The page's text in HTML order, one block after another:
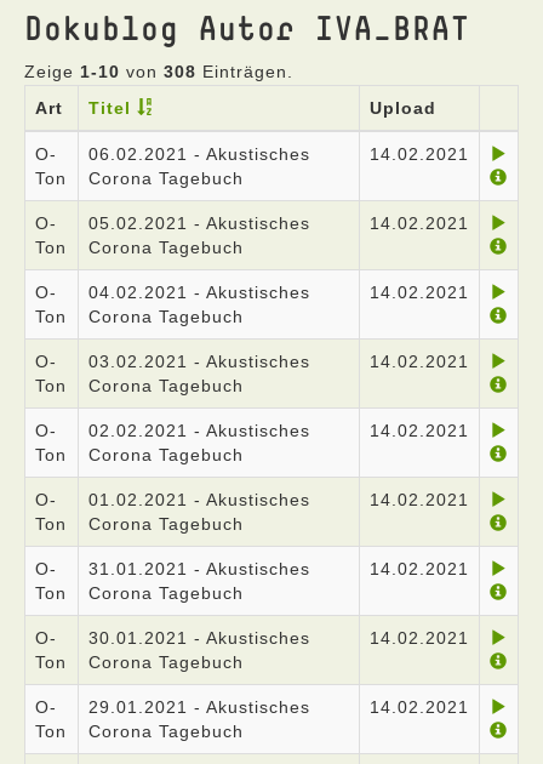
Dokublog Autor IVA_BRAT
Zeige 1-10 von 308 Einträgen.
Art
Titel Upload
O-
Ton
06.02.2021 - Akustisches
Corona Tagebuch
14.02.2021
O-
Ton
05.02.2021 - Akustisches
Corona Tagebuch
14.02.2021
O-
Ton
04.02.2021 - Akustisches
Corona Tagebuch
14.02.2021
O-
Ton
03.02.2021 - Akustisches
Corona Tagebuch
14.02.2021
O-
Ton
02.02.2021 - Akustisches
Corona Tagebuch
14.02.2021
O-
Ton
01.02.2021 - Akustisches
Corona Tagebuch
14.02.2021
O-
Ton
31.01.2021 - Akustisches
Corona Tagebuch
14.02.2021
O-
Ton
30.01.2021 - Akustisches
Corona Tagebuch
14.02.2021
O-
Ton
29.01.2021 - Akustisches
Corona Tagebuch
14.02.2021